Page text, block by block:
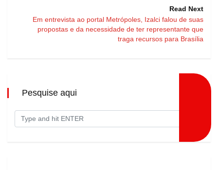
Read Next
Em entrevista ao portal Metrópoles, Izalci falou de suas
propostas e da necessidade de ter representante que
traga recursos para Brasília
Pesquise aqui